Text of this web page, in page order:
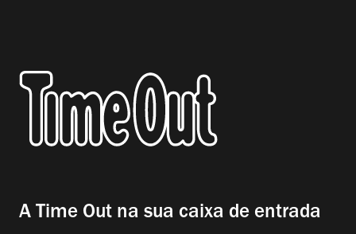
A Time Out na sua caixa de entrada